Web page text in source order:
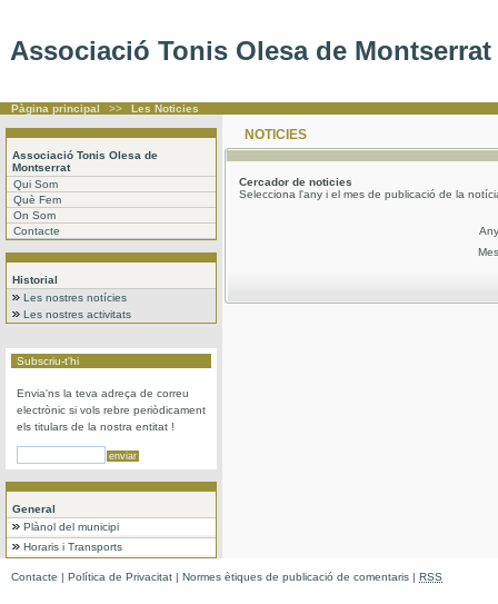
Associació Tonis Olesa de Montserrat
Pàgina principal >> Les Noticies
Associació Tonis Olesa de
Montserrat
Qui Som
Què Fem
On Som
Contacte
Historial
Les nostres notícies
Les nostres activitats
Subscriu-t'hi
Envia'ns la teva adreça de correu
electrònic si vols rebre periòdicament
els titulars de la nostra entitat !
General
Plànol del municipi
Horaris i Transports
NOTICIES
Cercador de noticies
Selecciona l'any i el mes de publicació de la
Any
Mes
Contacte | Política de Privacitat | Normes ètiques de publicació de comentaris | RSS